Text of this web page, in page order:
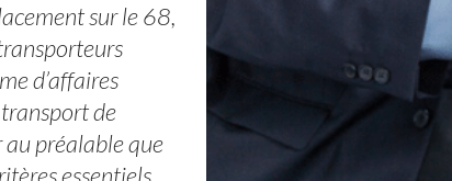
sur le 68,
d’affaires
de
préalable que
essentiels